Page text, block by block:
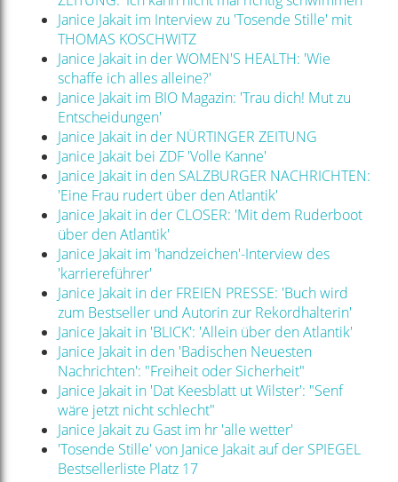
Janice Jakait im Interview zu 'Tosende Stille' mit
THOMAS KOSCHWITZ
Janice Jakait in der WOMEN'S HEALTH: 'Wie
schaffe ich alles alleine?'
Janice Jakait im BIO Magazin: 'Trau dich! Mut zu
Entscheidungen'
Janice Jakait in der NÜRTINGER ZEITUNG
Janice Jakait bei ZDF 'Volle Kanne'
Janice Jakait in den SALZBURGER NACHRICHTEN:
'Eine Frau rudert über den Atlantik'
Janice Jakait in der CLOSER: 'Mit dem Ruderboot
über den Atlantik'
Janice Jakait im 'handzeichen'-Interview des
'karriereführer'
Janice Jakait in der FREIEN PRESSE: 'Buch wird
zum Bestseller und Autorin zur Rekordhalterin'
Janice Jakait in 'BLICK': 'Allein über den Atlantik'
Janice Jakait in den 'Badischen Neuesten
Nachrichten': "Freiheit oder Sicherheit"
Janice Jakait in 'Dat Keesblatt ut Wilster': "Senf
wäre jetzt nicht schlecht"
Janice Jakait zu Gast im hr 'alle wetter'
'Tosende Stille' von Janice Jakait auf der SPIEGEL
Bestsellerliste Platz 17